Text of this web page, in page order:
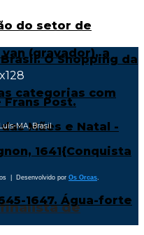
de
MA, Brasil
| Desenvolvido por Os Orcas